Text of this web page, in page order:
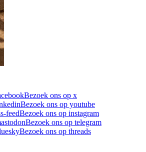
Bezoek ons op x
Bezoek ons op youtube
feedBezoek ons op instagram
Bezoek ons op telegram
Bezoek ons op threads